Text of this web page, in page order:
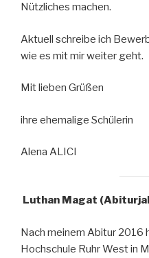
Nützliches machen.
Aktuell schreibe ich
wie es mit mir weiter geht.
Mit lieben Grüßen
ihre ehemalige Schülerin
Alena ALICI
Luthan Magat
Nach meinem Abitur 2016
Hochschule Ruhr West in